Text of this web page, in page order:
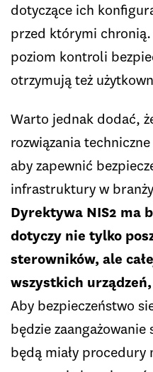
dotyczące ich
przed którymi chronią.
poziom kontroli
otrzymują też
Warto jednak dodać,
rozwiązania
aby zapewnić
infrastruktury w
Dyrektywa NIS2 ma
dotyczy nie tylko
sterowników, ale
wszystkich
Aby bezpieczeństwo
będzie
będą miały procedury